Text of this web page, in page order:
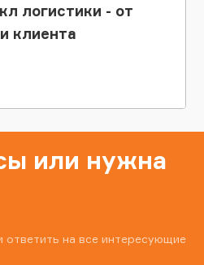
логистики - от
клиента
или нужна
на все интересующие